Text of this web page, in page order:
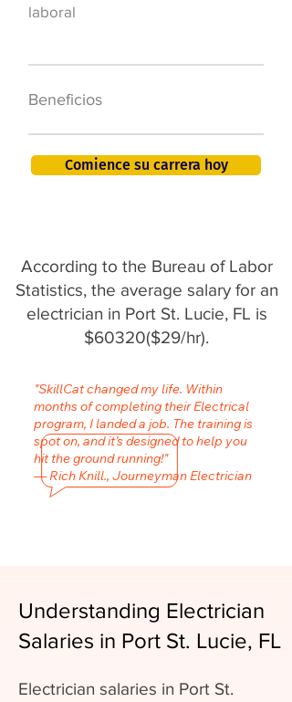
laboral
Beneficios
Comience su carrera hoy
According to the Bureau of Labor
Statistics, the average salary for an
electrician in Port St. Lucie, FL is
$60320($29/hr).
"SkillCat changed my life. Within
months of completing their Electrical
program, I landed a job. The training is
spot on, and it’s designed to help you
hit the ground running!"
— Rich Knill., Journeyman Electrician
Understanding Electrician
Salaries in Port St. Lucie, FL
Electrician salaries in Port St.